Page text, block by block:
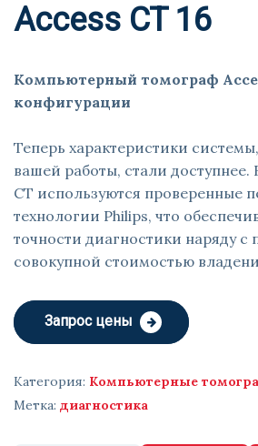
Access CT 16
Компьютерный томограф
конфигурации
Теперь характеристики
вашей работы, стали доступнее.
CT используются проверенные
технологии Philips, что
точности диагностики наряду с
совокупной стоимостью
Запрос цены
Категория: Компьютерные
Метка: диагностика